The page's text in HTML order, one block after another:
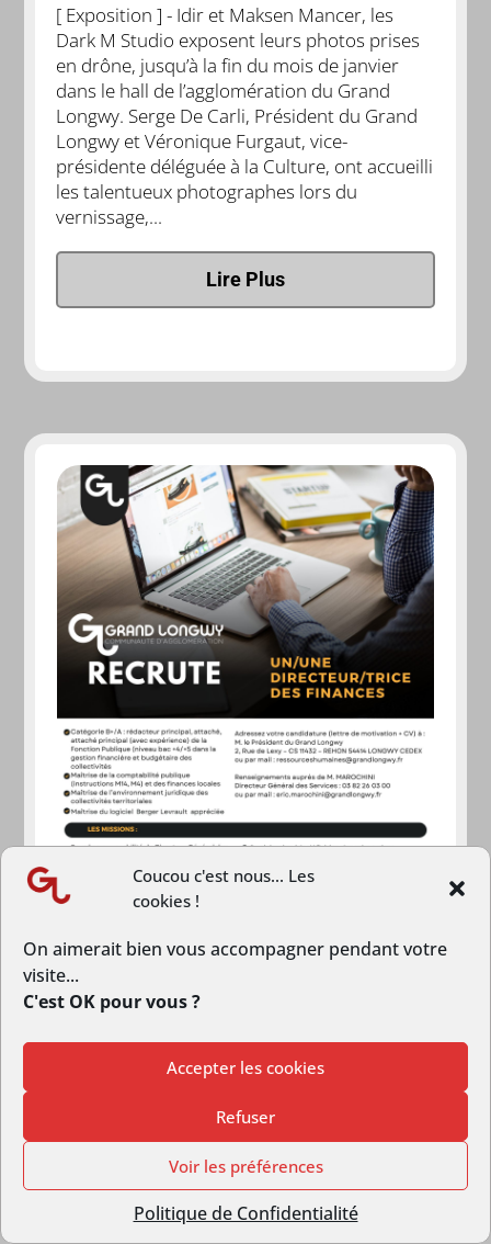
Coucou c'est nous... Les
cookies !
On aimerait bien vous accompagner pendant votre
visite...
C'est OK pour vous ?
Accepter les cookies
Refuser
Voir les préférences
Politique de Confidentialité
[ Exposition ] - Idir et Maksen Mancer, les
Dark M Studio exposent leurs photos prises
en drône, jusqu’à la fin du mois de janvier
dans le hall de l’agglomération du Grand
Longwy. Serge De Carli, Président du Grand
Longwy et Véronique Furgaut, vice-
présidente déléguée à la Culture, ont accueilli
les talentueux photographes lors du
vernissage,...
Lire Plus
LE GRAND LONGWY RECHERCHE
SON DIRECTEUR/RICE DES
4 Déc 2023|Emploi
[ Offre d’emploi ] - L’Agglomération du Grand
Longwy recrute un/une directrice/trice des
finances.Toutes les infos se trouvent ici
[calameo code=006472152c2685ea45cc5